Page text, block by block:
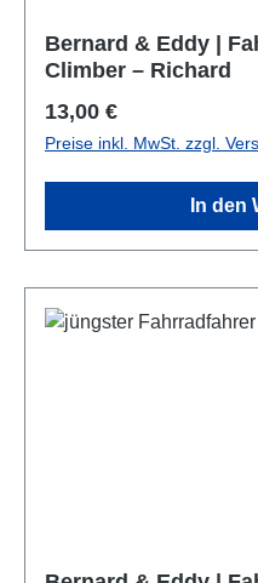
Bernard & Eddy |
Climber – Richard
Regulärer Preis:
13,00 €
Preise inkl. MwSt. zzgl.
In den